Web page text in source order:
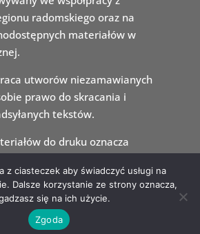
nu radomskiego oraz na
materiałów w
utworów niezamawianych
prawo do skracania i
tekstów.
do druku oznacza
z ciasteczek aby świadczyć usługi na
Dalsze korzystanie ze strony oznacza,
się na ich użycie.
Zgoda